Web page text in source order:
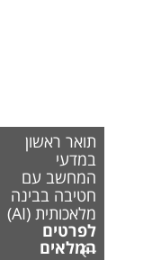
תואר ראשון
במדעי
המחשב עם
חטיבה בבינה
מלאכותית (AI)
לפרטים
המלאים